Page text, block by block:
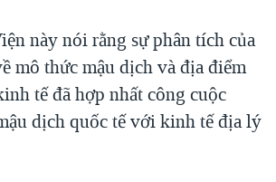
CỬ 2024
TRANH TẠI DẢI GAZA
& CON ĐƯỜNG
GIỚI
này nói rằng sự phân tích của
mô thức mậu dịch và địa điểm
tế đã hợp nhất công cuộc
dịch quốc tế với kinh tế địa lý